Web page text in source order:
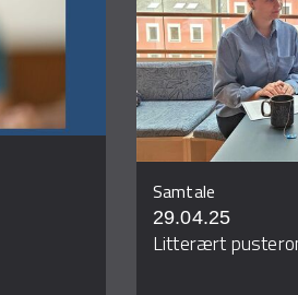
Samtale
29.04.25
Litterært